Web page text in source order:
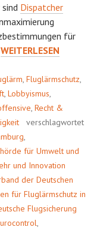
sind Dispatcher
für
BEDINGTER
WEITERLESEN
Fluglärmschutz
Lobbyismus
Recht &
verschlagwortet
für Umwelt und
und Innovation
der Deutschen
für Fluglärmschutz in
Flugsicherung